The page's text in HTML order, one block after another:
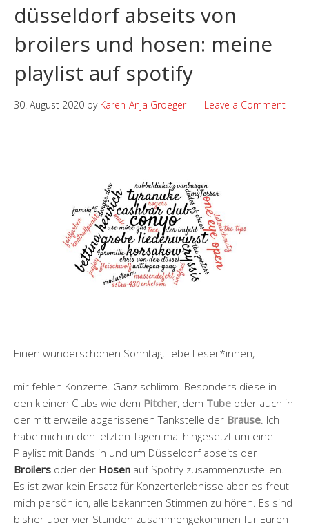
düsseldorf abseits von
broilers und hosen: meine
playlist auf spotify
30. August 2020 by Karen-Anja Groeger Leave a Comment
Einen wunderschönen Sonntag, liebe Leser*innen,
mir fehlen Konzerte. Ganz schlimm. Besonders diese in
den kleinen Clubs wie dem Pitcher, dem Tube oder auch in
der mittlerweile abgerissenen Tankstelle der Brause. Ich
habe mich in den letzten Tagen mal hingesetzt um eine
Playlist mit Bands in und um Düsseldorf abseits der
Broilers oder der Hosen auf Spotify zusammenzustellen.
Es ist zwar kein Ersatz für Konzerterlebnisse aber es freut
mich persönlich, alle bekannten Stimmen zu hören. Es sind
bisher über vier Stunden zusammengekommen für Euren